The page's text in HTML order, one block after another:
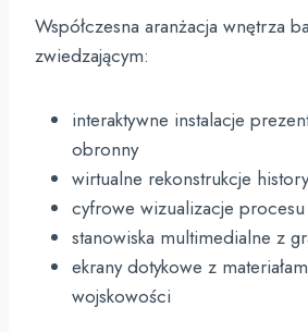
Współczesna aranżacja wnętrza
zwiedzającym:
interaktywne instalacje
obronny
wirtualne rekonstrukcje
cyfrowe wizualizacje
stanowiska multimedialne z
ekrany dotykowe z
wojskowości